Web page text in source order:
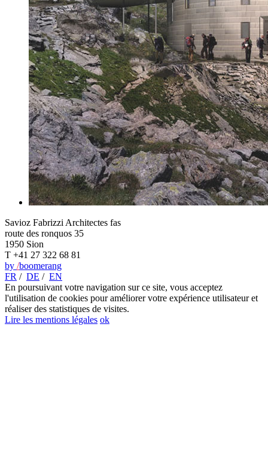
Savioz Fabrizzi Architectes fas
route des ronquos 35
1950 Sion
T +41 27 322 68 81
by /boomerang
FR / DE / EN
En poursuivant votre navigation sur ce site, vous acceptez
l'utilisation de cookies pour améliorer votre expérience utilisateur et
réaliser des statistiques de visites.
Lire les mentions légales ok